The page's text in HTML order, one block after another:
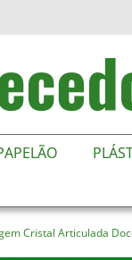
Cristal Articulada